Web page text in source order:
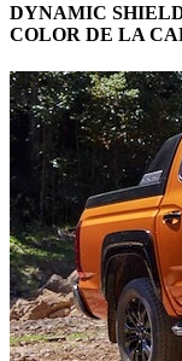
DYNAMIC
COLOR DE LA